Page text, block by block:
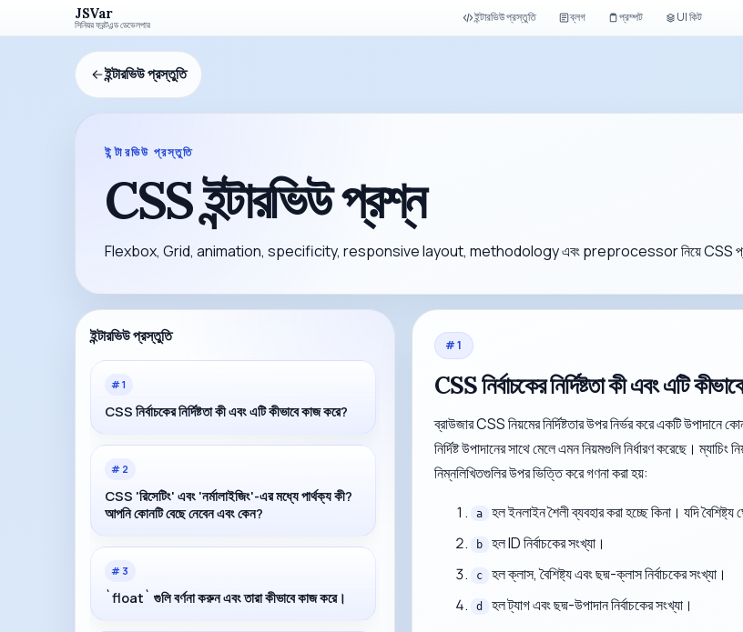
JSVar
সিনিয়র ফ্রন্টএন্ড ডেভেলপার ইন্টারভিউ প্রস্তুতি ব্লগ প্রম্পট UI কিট
ইন্টারভিউ প্রস্তুতি
ইন্টারভিউ প্রস্তুতি
CSS ইন্টারভিউ প্রশ্ন
Flexbox, Grid, animation, specificity, responsive layout, methodology এবং preprocessor নিয়ে CSS
ইন্টারভিউ প্রস্তুতি
#1
CSS নির্বাচকের নির্দিষ্টতা কী এবং এটি কীভাবে কাজ করে?
# 2
CSS 'রিসেটিং' এবং 'নর্মালাইজিং'-এর মধ্যে পার্থক্য কী?
আপনি কোনটি বেছে নেবেন এবং কেন?
# 3
`float` গুলি বর্ণনা করুন এবং তারা কীভাবে কাজ করে।
#1
CSS নির্বাচকের নির্দিষ্টতা কী এবং এটি
ব্রাউজার CSS নিয়মের নির্দিষ্টতার উপর নির্ভর করে একটি উপাদানে
নির্দিষ্ট উপাদানের সাথে মেলে এমন নিয়মগুলি নির্ধারণ করেছে। ম্যাচিং
নিম্নলিখিতগুলির উপর ভিত্তি করে গণনা করা হয়:
a হল ইনলাইন শৈলী ব্যবহার করা হচ্ছে কিনা। যদি
b হল ID নির্বাচকের সংখ্যা।
c হল ক্লাস, বৈশিষ্ট্য এবং ছদ্ম-ক্লাস নির্বাচকের সংখ্যা।
d
হল ট্যাগ এবং ছদ্ম-উপাদান নির্বাচকের সংখ্যা।